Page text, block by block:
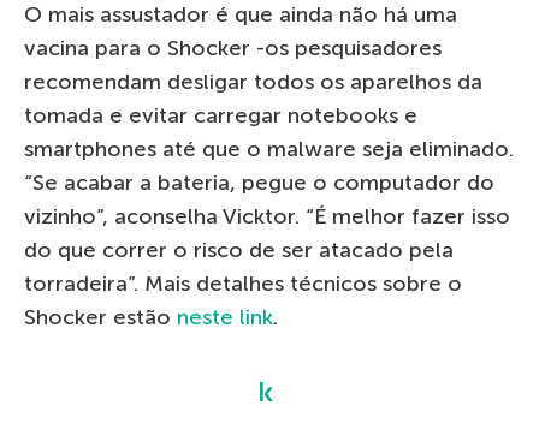
O mais assustador é que ainda não há uma
vacina para o Shocker -os pesquisadores
recomendam desligar todos os aparelhos da
tomada e evitar carregar notebooks e
smartphones até que o malware seja eliminado.
“Se acabar a bateria, pegue o computador do
vizinho”, aconselha Vicktor. “É melhor fazer isso
do que correr o risco de ser atacado pela
torradeira”. Mais detalhes técnicos sobre o
Shocker estão neste link.